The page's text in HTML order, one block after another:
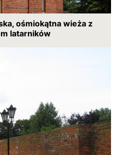
ośmiokątna wieża z
latarników